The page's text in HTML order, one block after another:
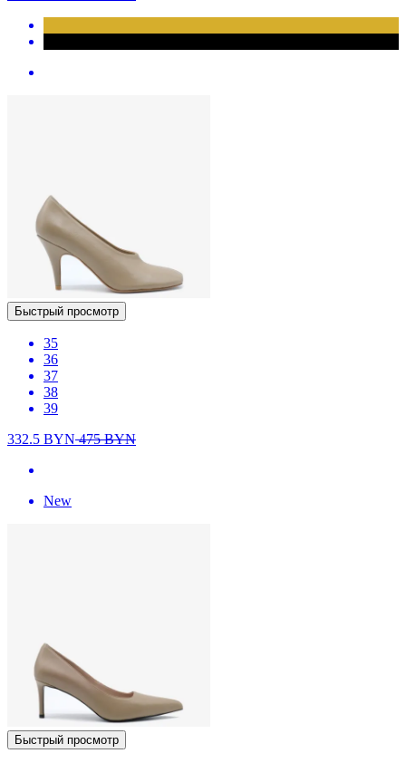
Быстрый просмотр
35
36
37
38
39
332.5 BYN475BYN
New
Быстрый просмотр